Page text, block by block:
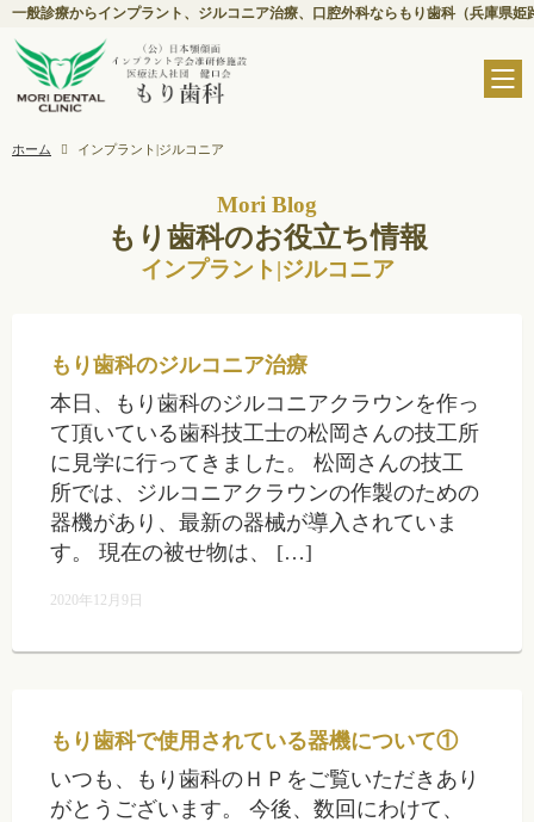
一般診療からインプラント、ジルコニア治療、口腔外科ならもり歯科（兵庫県姫
ホーム インプラント|ジルコニア
Mori Blog
もり歯科のお役立ち情報
インプラント|ジルコニア
もり歯科のジルコニア治療
本日、もり歯科のジルコニアクラウンを作っ
て頂いている歯科技工士の松岡さんの技工所
に見学に行ってきました。 松岡さんの技工
所では、ジルコニアクラウンの作製のための
器機があり、最新の器械が導入されていま
す。 現在の被せ物は、 […]
2020年12月9日
もり歯科で使用されている器機について①
いつも、もり歯科のＨＰをご覧いただきあり
がとうございます。 今後、数回にわけて、